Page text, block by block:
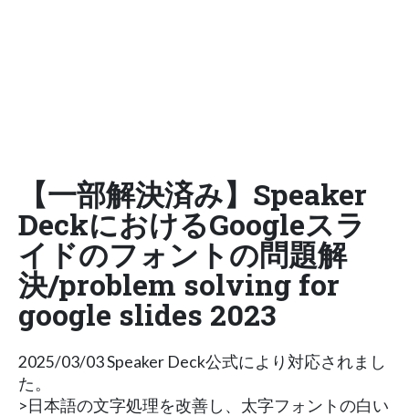
【一部解決済み】Speaker
DeckにおけるGoogleスラ
イドのフォントの問題解
決/problem solving for
google slides 2023
2025/03/03 Speaker Deck公式により対応されまし
た。
>日本語の文字処理を改善し、太字フォントの白い